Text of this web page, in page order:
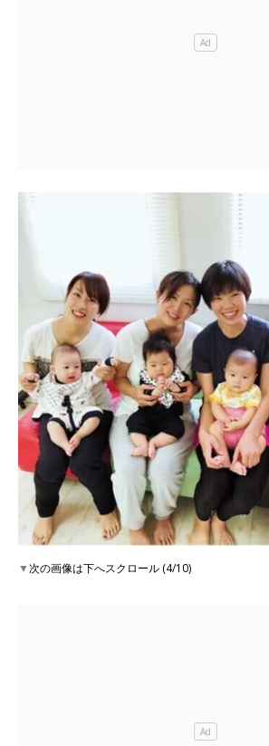
▼次の画像は下へスクロール (4/10)